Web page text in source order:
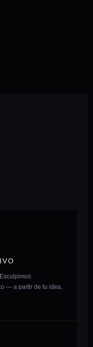
— a partir de tu idea,